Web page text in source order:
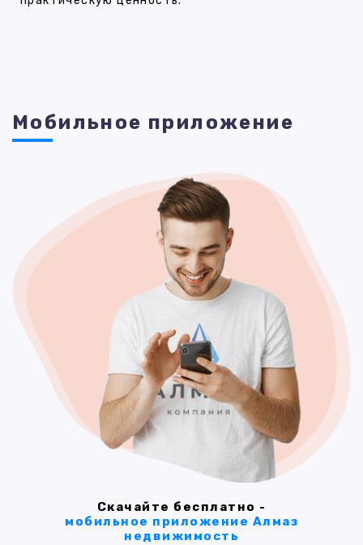
Мобильное приложение
Скачайте бесплатно -
мобильное приложение Алмаз
недвижимость